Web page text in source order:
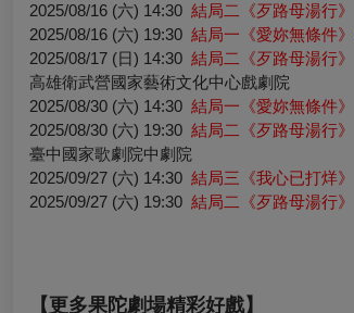
2025/08/16 (六) 14:30 結局二《歹路母湯行》
2025/08/16 (六) 19:30 結局一《愛妳無條件》
2025/08/17 (日) 14:30 結局二《歹路母湯行》
高雄衛武營國家藝術文化中心戲劇院
2025/08/30 (六) 14:30 結局一《愛妳無條件》
2025/08/30 (六) 19:30 結局二《歹路母湯行》
臺中國家歌劇院中劇院
2025/09/27 (六) 14:30 結局三《我心已打烊》
2025/09/27 (六) 19:30 結局二《歹路母湯行》
【更多果陀劇場精彩好戲】